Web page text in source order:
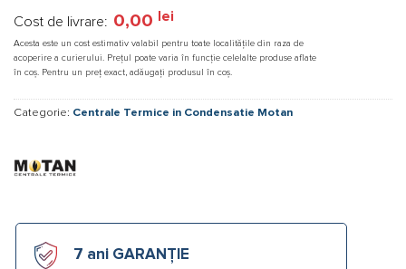
Cost de livrare: 0,00 lei
Acesta este un cost estimativ valabil pentru toate localitățile din raza de
acoperire a curierului. Prețul poate varia în funcție celelalte produse aflate
în coș. Pentru un preț exact, adăugați produsul în coș.
Categorie: Centrale Termice in Condensatie Motan
7 ani GARANȚIE